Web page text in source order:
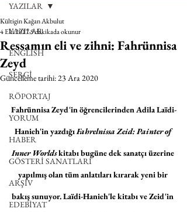
YAZILAR
ENGLISH
SERGİ
RÖPORTAJ
YORUM
HABER
GÖSTERİ SANATLARI
ARŞİV
EDEBİYAT
YAZILAR
Ressamın eli ve zihni: Fahrünnisa
Zeyd
Kültigin Kağan Akbulut
4 Eki 20179 dakikada okunur
Güncelleme tarihi:23 Ara 2020
Fahrünnisa Zeyd'in öğrencilerinden Adila Laïdi-
Hanieh'in yazdığı Fahrelnissa Zeid: Painter of
Inner Worlds kitabı bugüne dek sanatçı üzerine
yapılmış olan tüm anlatıları kırarak yeni bir
bakış sunuyor. Laïdi-Hanieh'le kitabı ve Zeid'in